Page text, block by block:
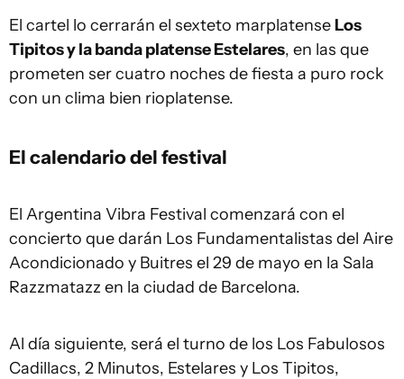
El cartel lo cerrarán el sexteto marplatense Los
Tipitos y la banda platense Estelares, en las que
prometen ser cuatro noches de fiesta a puro rock
con un clima bien rioplatense.
El calendario del festival
El Argentina Vibra Festival comenzará con el
concierto que darán Los Fundamentalistas del Aire
Acondicionado y Buitres el 29 de mayo en la Sala
Razzmatazz en la ciudad de Barcelona.
Al día siguiente, será el turno de los Los Fabulosos
Cadillacs, 2 Minutos, Estelares y Los Tipitos,